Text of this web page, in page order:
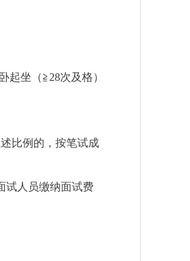
起坐 （≧28次及格）
比例的，按笔试成
试人员缴纳面试费